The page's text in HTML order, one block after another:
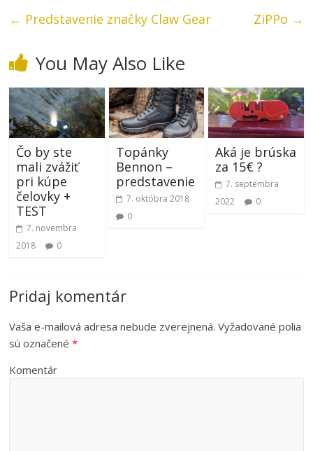
← Predstavenie značky Claw Gear ZiPPo →
You May Also Like
Čo by ste
mali zvážiť
pri kúpe
čelovky +
TEST
7. novembra
2018
0
Topánky
Bennon –
predstavenie
7. októbra 2018
0
Aká je brúska
za 15€ ?
7. septembra
2022
0
Pridaj komentár
Vaša e-mailová adresa nebude zverejnená. Vyžadované polia
sú označené*
Komentár